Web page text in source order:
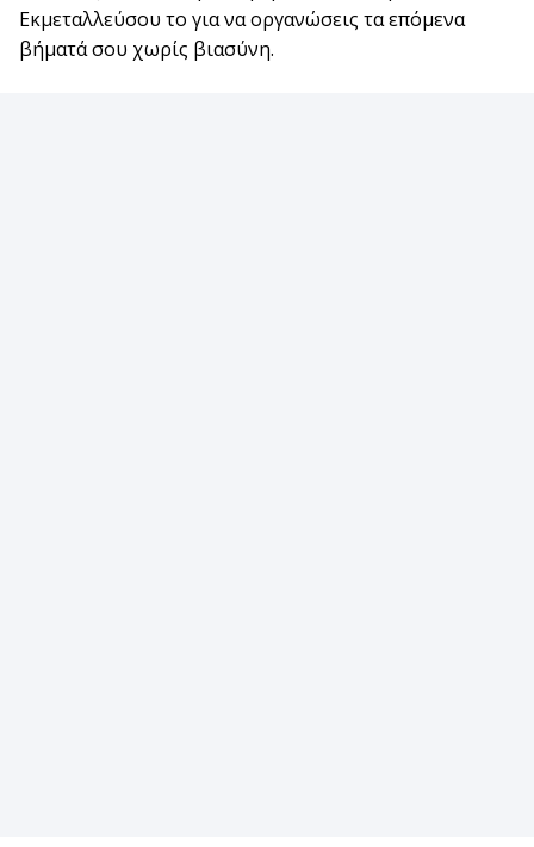
Εκμεταλλεύσου το για να οργανώσεις τα επόμενα
βήματά σου χωρίς βιασύνη.